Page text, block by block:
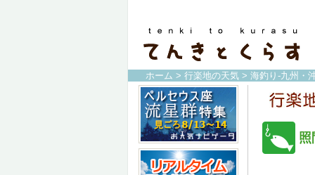
ホーム > 行楽地の天気 > 海釣り-九州・
照